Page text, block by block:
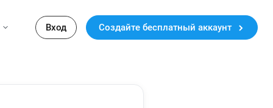
Вход Создайте бесплатный аккаунт